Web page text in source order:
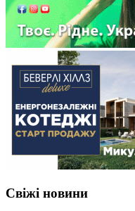
Свіжі новини